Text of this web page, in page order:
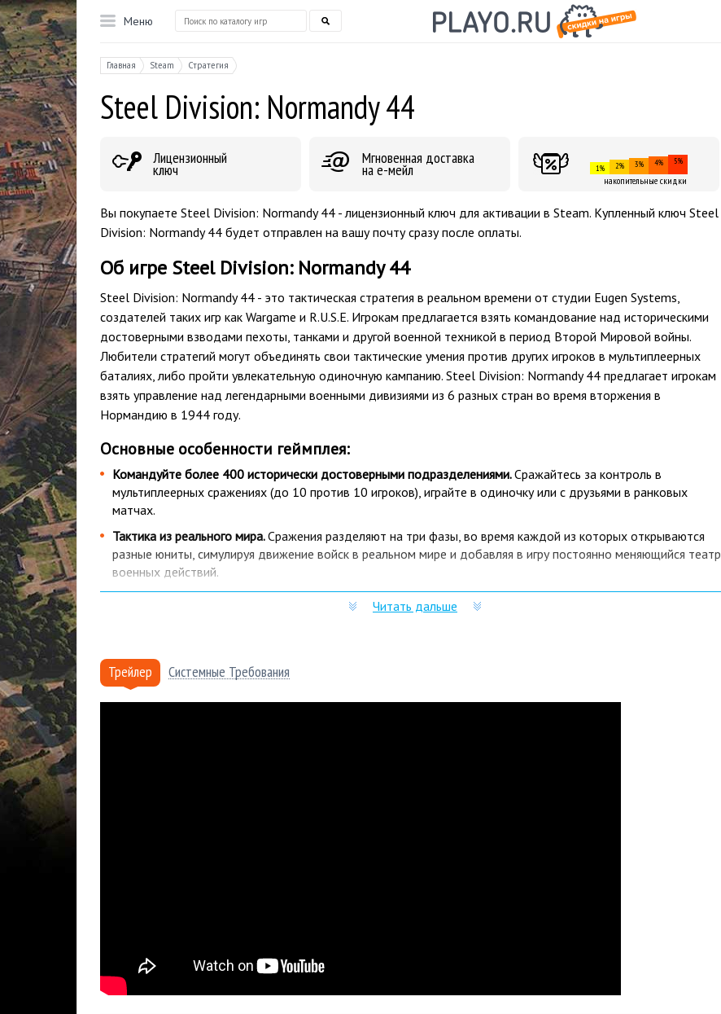
Меню
Главная Steam Стратегия
Steel Division: Normandy 44
Лицензионный
ключ
Мгновенная доставка
на е-мейл 1% 2% 3% 4% 5%
накопительные скидки
Вы покупаете Steel Division: Normandy 44 - лицензионный ключ для активации в Steam. Купленный ключ Steel
Division: Normandy 44 будет отправлен на вашу почту сразу после оплаты.
Об игре Steel Division: Normandy 44
Steel Division: Normandy 44 - это тактическая стратегия в реальном времени от студии Eugen Systems,
создателей таких игр как Wargame и R.U.S.E. Игрокам предлагается взять командование над историческими
достоверными взводами пехоты, танками и другой военной техникой в период Второй Мировой войны.
Любители стратегий могут объединять свои тактические умения против других игроков в мультиплеерных
баталиях, либо пройти увлекательную одиночную кампанию. Steel Division: Normandy 44 предлагает игрокам
взять управление над легендарными военными дивизиями из 6 разных стран во время вторжения в
Нормандию в 1944 году.
Основные особенности геймплея:
Командуйте более 400 исторически достоверными подразделениями.Сражайтесь за контроль в
мультиплеерных сражениях (до 10 против 10 игроков), играйте в одиночку или с друзьями в ранковых
матчах.
Тактика из реального мира.Сражения разделяют на три фазы, во время каждой из которых открываются
разные юниты, симулируя движение войск в реальном мире и добавляя в игру постоянно меняющийся театр
военных действий.
Благодаря последней версии игрового движка IRISZOOM игроки
могут плавно перемещаться от тактического взора на поле боя к мельчайшим деталям сражения. Помимо
Почему купить Steel Division: Normandy 44 нужно именно в Playo?
Читать дальше
Трейлер Системные Требования